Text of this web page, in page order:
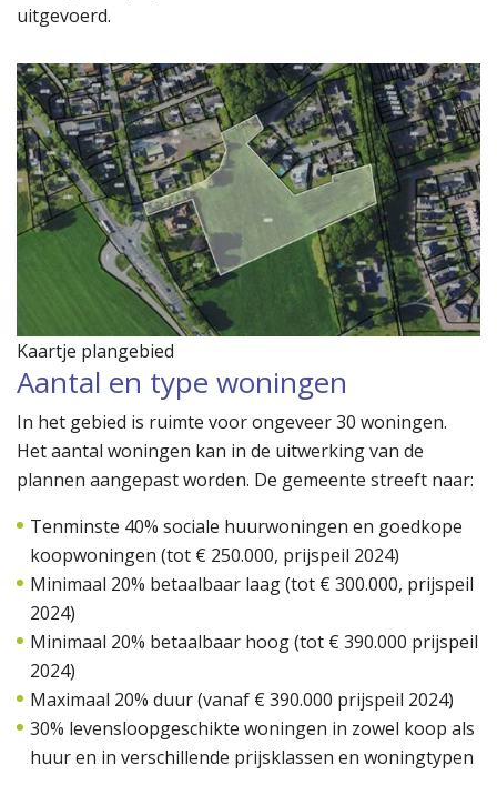
uitgevoerd.
Kaartje plangebied
Aantal en type woningen
In het gebied is ruimte voor ongeveer 30 woningen.
Het aantal woningen kan in de uitwerking van de
plannen aangepast worden. De gemeente streeft naar:
Tenminste 40% sociale huurwoningen en goedkope
koopwoningen (tot € 250.000, prijspeil 2024)
Minimaal 20% betaalbaar laag (tot € 300.000, prijspeil
2024)
Minimaal 20% betaalbaar hoog (tot € 390.000 prijspeil
2024)
Maximaal 20% duur (vanaf € 390.000 prijspeil 2024)
30% levensloopgeschikte woningen in zowel koop als
huur en in verschillende prijsklassen en woningtypen